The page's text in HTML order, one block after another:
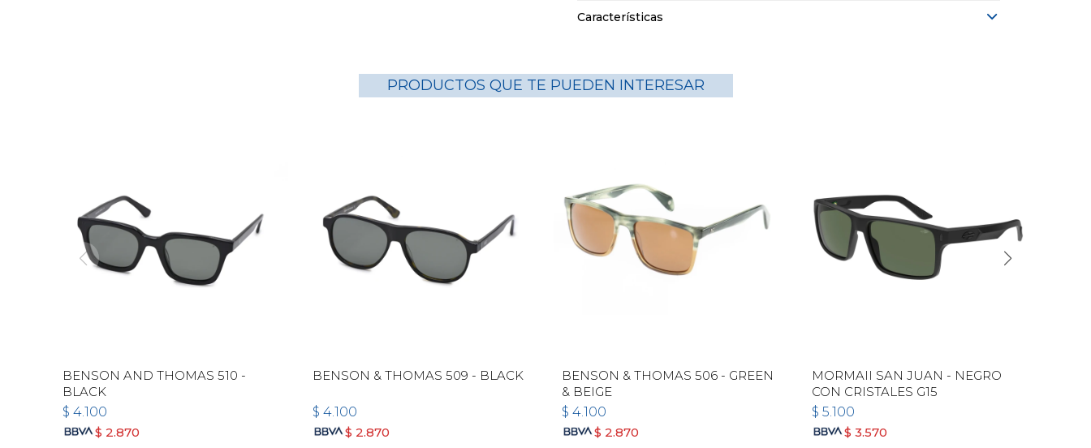
Características
PRODUCTOS QUE TE PUEDEN INTERESAR
BENSON AND THOMAS 510 -
BLACK
$ 4.100
$ 2.870
BENSON & THOMAS 509 - BLACK
$ 4.100
$ 2.870
BENSON & THOMAS 506 - GREEN
& BEIGE
$ 4.100
$ 2.870
MORMAII SAN JUAN - NEGRO
CON CRISTALES G15
$ 5.100
$ 3.570